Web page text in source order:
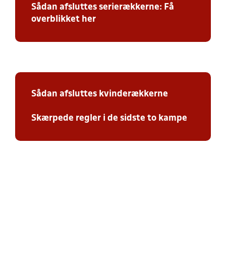
Sådan afsluttes serierækkerne: Få
overblikket her
Sådan afsluttes kvinderækkerne
Skærpede regler i de sidste to kampe